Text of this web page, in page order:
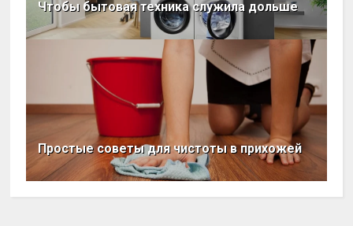
Чтобы бытовая техника служила дольше
Простые советы для чистоты в прихожей